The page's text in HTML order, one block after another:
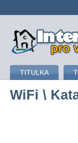
připojení k
TITULKA
WiFi \